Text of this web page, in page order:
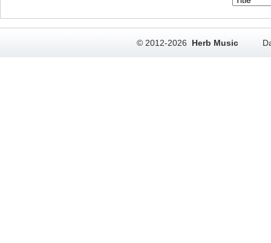
© 2012-2026 Herb Music